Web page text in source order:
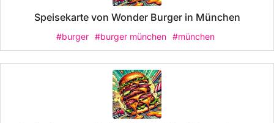
Speisekarte von Wonder Burger in München
#burger #burger münchen #münchen